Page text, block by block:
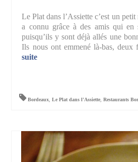
Le Plat dans l’Assiette c’est un
a connu grâce à des amis qui en
puisqu’ils y sont déjà allés une
Ils nous ont emmené là-bas,
suite­­
Bordeaux,Le Plat dans l'Assiette,Restaurants